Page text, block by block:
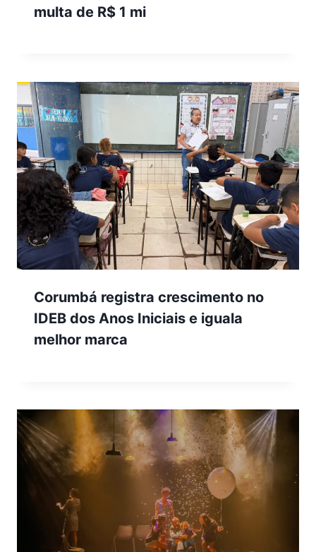
multa de R$ 1 mi
Corumbá registra crescimento no
IDEB dos Anos Iniciais e iguala
melhor marca